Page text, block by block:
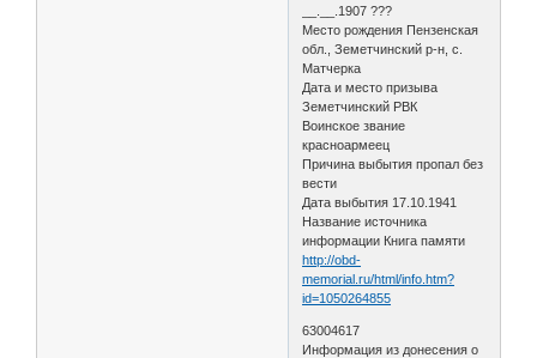
__.__.1907 ???
Место рождения Пензенская
обл., Земетчинский р-н, с.
Матчерка
Дата и место призыва
Земетчинский РВК
Воинское звание
красноармеец
Причина выбытия пропал без
вести
Дата выбытия 17.10.1941
Название источника
информации Книга памяти
http://obd-
memorial.ru/html/info.htm?
id=1050264855
63004617
Информация из донесения о